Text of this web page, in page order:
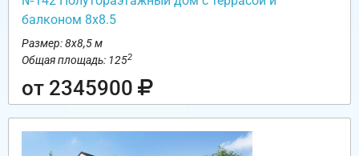
балконом 8х8.5
Размер: 8х8,5 м
Общая площадь: 1252
от 2345900